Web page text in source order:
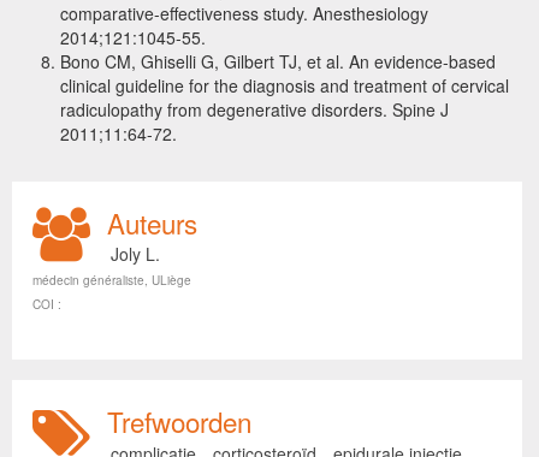
comparative-effectiveness study. Anesthesiology
2014;121:1045-55.
Bono CM, Ghiselli G, Gilbert TJ, et al. An evidence-based
clinical guideline for the diagnosis and treatment of cervical
radiculopathy from degenerative disorders. Spine J
2011;11:64-72.
Auteurs
Joly L.
médecin généraliste, ULiège
COI :
Trefwoorden